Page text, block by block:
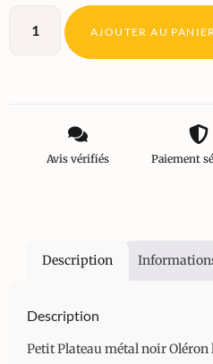
AJOUTER AU PANIER
Avis vérifiés Paiement
Description
Description
Petit Plateau métal noir